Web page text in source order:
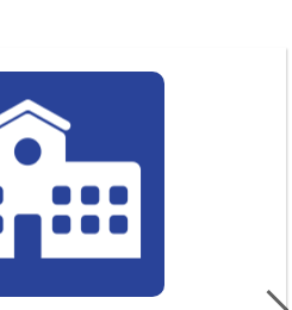
系
（或称高等数学）、物理、计算机学